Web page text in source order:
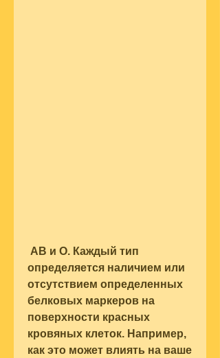
определяется наличием или
отсутствием определенных
белковых маркеров на
поверхности красных
кровяных клеток. Например,
как это может влиять на ваше